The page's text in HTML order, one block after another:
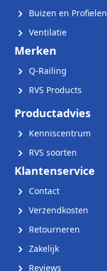
Buizen en Profielen
Ventilatie
Merken
Q-Railing
RVS Products
Productadvies
Kenniscentrum
RVS soorten
Klantenservice
Contact
Verzendkosten
Retourneren
Zakelijk
Reviews